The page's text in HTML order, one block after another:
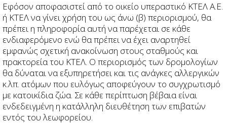
Εφόσον αποφασιστεί από το οικείο υπεραστικό ΚΤΕΛ Α.Ε.
ή ΚΤΕΛ να γίνει χρήση του ως άνω (β) περιορισμού, θα
πρέπει η πληροφορία αυτή να παρέχεται σε κάθε
ενδιαφερόμενο ενώ θα πρέπει να έχει αναρτηθεί
εμφανώς σχετική ανακοίνωση στους σταθμούς και
πρακτορεία του ΚΤΕΛ. Ο περιορισμός των δρομολογίων
θα δύναται να εξυπηρετήσει και τις ανάγκες αλλεργικών
κ.λπ. ατόμων που ευλόγως αποφεύγουν το συγχρωτισμό
με κατοικίδια ζώα. Σε κάθε περίπτωση βέβαια είναι
ενδεδειγμένη η κατάλληλη διευθέτηση των επιβατών
εντός του λεωφορείου.